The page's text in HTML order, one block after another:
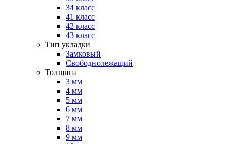
34 класс
41 класс
42 класс
43 класс
Тип укладки
Замковый
Свободнолежащий
Толщина
3 мм
4 мм
5 мм
6 мм
7 мм
8 мм
9 мм